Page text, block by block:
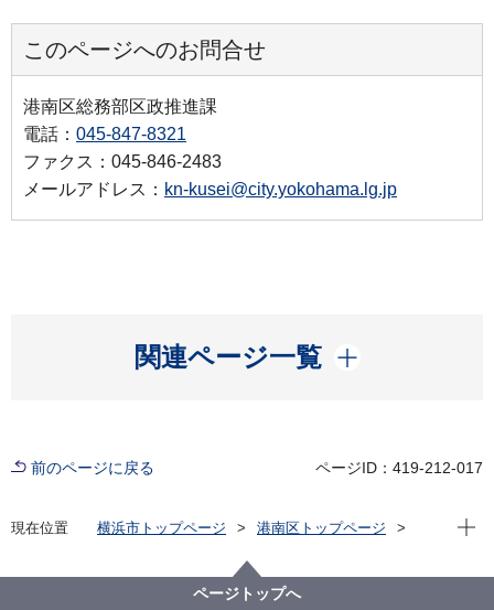
このページへのお問合せ
港南区総務部区政推進課
電話： 045-847-8321
ファクス：045-846-2483
メールアドレス： kn-kusei@city.yokohama.lg.jp
関連ページ一覧
開く
前のページに戻る ページID：419-212-017
現在位置 横浜市トップページ
港南区トップページ
広報よこはま港南区版
広報よこはま港南区版2026年
現在
ページトップへ